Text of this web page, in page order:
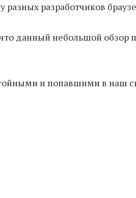
разных разработчиков
данный небольшой обзор
и попавшими в наш